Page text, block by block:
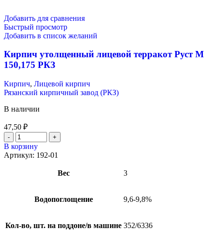
Добавить для сравнения
Быстрый просмотр
Добавить в список желаний
Кирпич утолщенный лицевой терракот Руст М
150,175 РКЗ
Кирпич, Лицевой кирпич
Рязанский кирпичный завод (РКЗ)
В наличии
47,50 ₽
В корзину
Артикул: 192-01
Вес 3
Водопоглощение 9,6-9,8%
Кол-во, шт. на поддоне/в машине 352/6336